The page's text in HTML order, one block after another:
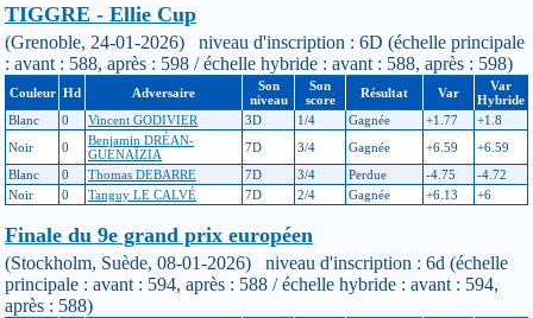
TIGGRE - Ellie Cup
(Grenoble, 24-01-2026) niveau d'inscription : 6D (échelle principale
: avant : 588, après : 598 / échelle hybride : avant : 588, après : 598)
Couleur Hd Adversaire
Son
niveau
Son
score
Résultat Var
Var
Hybride
Blanc
0 Vincent GODIVIER 3D 1/4 Gagnée +1.77
+1.8
Noir
0
Benjamin DRÉAN-
GUÉNAÏZIA
7D 3/4 Gagnée +6.59
+6.59
Blanc
0 Thomas DEBARRE 7D 3/4 Perdue -4.75
-4.72
Noir
0 Tanguy LE CALVÉ 7D 2/4 Gagnée +6.13 +6
Finale du 9e grand prix européen
(Stockholm, Suède, 08-01-2026) niveau d'inscription : 6d (échelle
principale : avant : 594, après : 588 / échelle hybride : avant : 594,
après : 588)